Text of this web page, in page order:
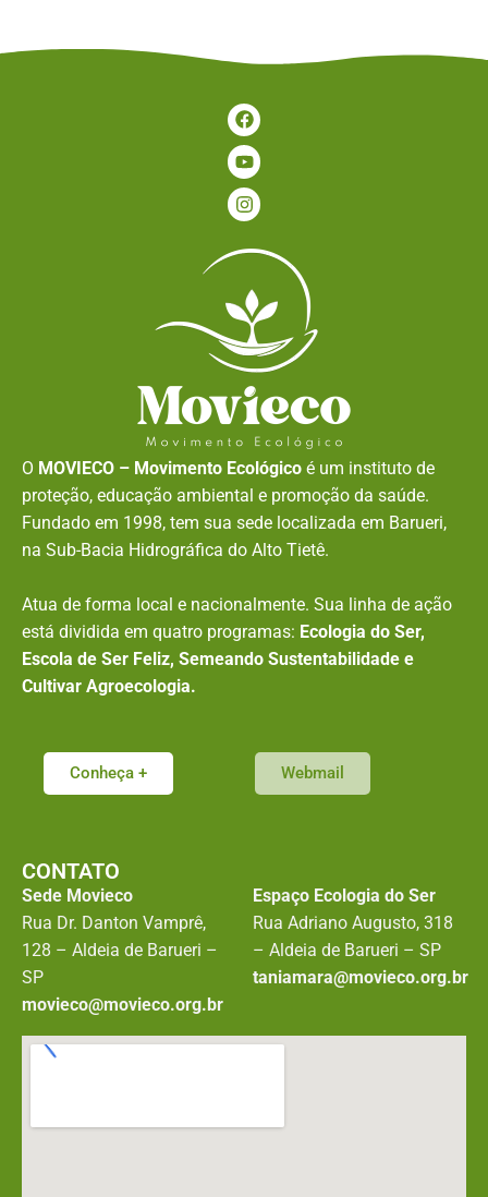
O MOVIECO – Movimento Ecológico é um instituto de
proteção, educação ambiental e promoção da saúde.
Fundado em 1998, tem sua sede localizada em Barueri,
na Sub-Bacia Hidrográfica do Alto Tietê.
Atua de forma local e nacionalmente. Sua linha de ação
está dividida em quatro programas: Ecologia do Ser,
Escola de Ser Feliz, Semeando Sustentabilidade e
Cultivar Agroecologia.
Conheça + Webmail
CONTATO
Sede Movieco
Rua Dr. Danton Vamprê,
128 – Aldeia de Barueri –
SP
movieco@movieco.org.br
Espaço Ecologia do Ser
Rua Adriano Augusto, 318
– Aldeia de Barueri – SP
taniamara@movieco.org.br